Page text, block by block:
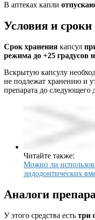
В аптеках капли
Условия и
Срок хранения капсул
режима до +25 градусов
Вскрытую капсулу
не подлежат хранению и
препарата до следующего
Читайте также:
Можно ли
эндодонтических
Аналоги
У этого средства есть три